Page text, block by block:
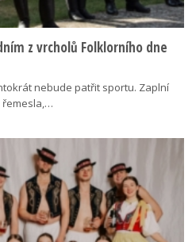
z vrcholů Folklorního dne
nebude patřit sportu. Zaplní
řemesla,…